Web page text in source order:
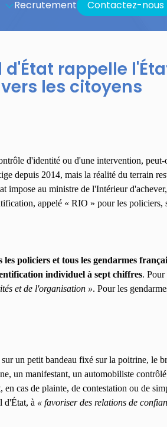
Recrutement Contactez-nous
d'État rappelle
les citoyens
d'identité ou d'une intervention,
depuis 2014, mais la réalité du terrain
impose au ministre de l'Intérieur
appelé « RIO » pour les
les policiers et tous les gendarmes
individuel à sept chiffres. Pour
et de l'organisation ». Pour les
un petit bandeau fixé sur la poitrine, le
un manifestant, un automobiliste
cas de plainte, de contestation ou de
d'État, à « favoriser des relations de